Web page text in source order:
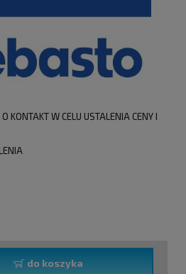
KONTAKT W CELU USTALENIA CENY I
do koszyka